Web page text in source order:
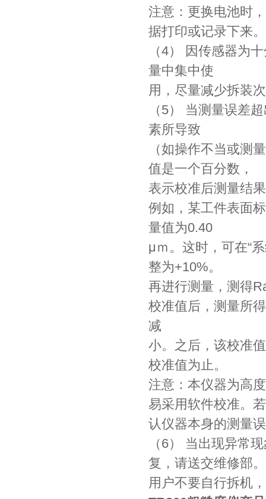
注意：更换电池时
据打印或记录下来。
（4） 因传感器为
量中集中使
用，尽量减少拆装
（5） 当测量误差
素所导致
（如操作不当或测
值是一个百分数，
表示校准后测量结
例如，某工件表面
量值为0.40
μｍ。这时，可在“
整为+10%。
再进行测量，测得
校准值后，测量所
减
小。之后，该校准
校准值为止。
注意：本仪器为高
易采用软件校准。
认仪器本身的测量
（6） 当出现异常
复，请送交维修部。
用户不要自行拆机